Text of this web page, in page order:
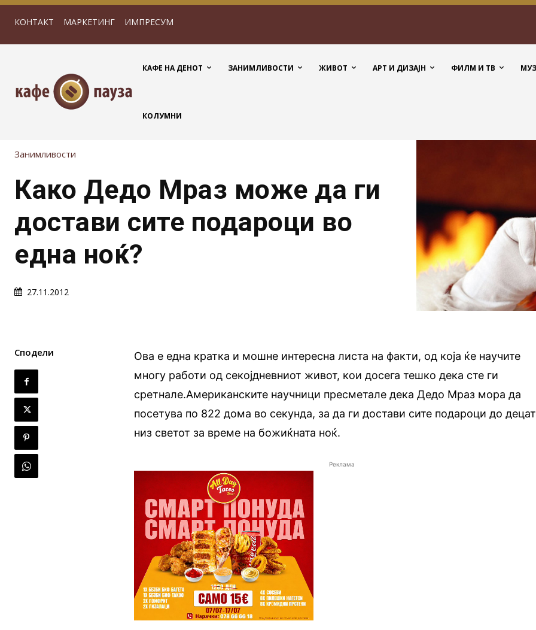
КОНТАКТ МАРКЕТИНГ ИМПРЕСУМ
КАФЕ НА ДЕНОТ ЗАНИМЛИВОСТИ ЖИВОТ АРТ И ДИЗАЈН ФИЛМ И ТВ
КОЛУМНИ
Занимливости
Како Дедо Мраз може да ги
достави сите подароци во
една ноќ?
27.11.2012
Сподели
Ова е една кратка и мошне интересна листа на факти, од која ќе научите
многу работи од секојдневниот живот, кои досега тешко дека сте ги
сретнале.Американските научници пресметале дека Дедо Мраз мора да
посетува по 822 дома во секунда, за да ги достави сите подароци до
низ светот за време на божиќната ноќ.
Реклама